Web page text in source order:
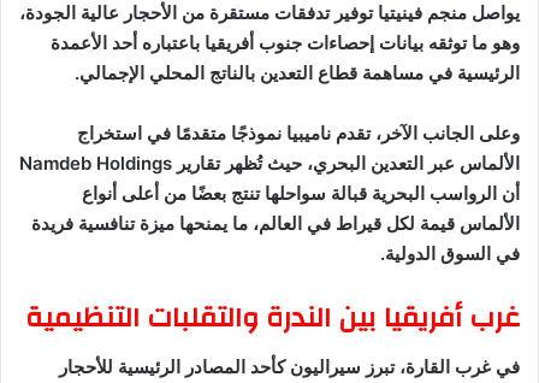
يواصل منجم فينيتيا توفير تدفقات مستقرة من الأحجار عالية الجودة،
وهو ما توثقه بيانات إحصاءات جنوب أفريقيا باعتباره أحد الأعمدة
الرئيسية في مساهمة قطاع التعدين بالناتج المحلي الإجمالي.
وعلى الجانب الآخر، تقدم ناميبيا نموذجًا متقدمًا في استخراج
الألماس عبر التعدين البحري، حيث تُظهر تقارير Namdeb Holdings
أن الرواسب البحرية قبالة سواحلها تنتج بعضًا من أعلى أنواع
الألماس قيمة لكل قيراط في العالم، ما يمنحها ميزة تنافسية فريدة
في السوق الدولية.
غرب أفريقيا بين الندرة والتقلبات التنظيمية
في غرب القارة، تبرز سيراليون كأحد المصادر الرئيسية للأحجار